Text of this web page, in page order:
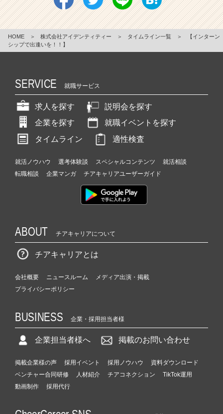
HOME ＞ 株式会社アイデンティティー ＞ タイムライン一覧 ＞
【インターン
シップで出逢いを！！】
SERVICE 就職サービス
求人を探す
説明会を探す
企業を探す
就職イベントを探す
タイムライン
適性検査
就活ノウハウ 選考体験談 スペシャルコンテンツ
就活相談
転職相談
企業マンガ チアキャリアユーザーガイド
ABOUT チアキャリアについて
チアキャリアとは
会社概要 ニュースルーム
メディア出演・掲載
プライバシーポリシー
BUSINESS 企業・採用担当者様
企業担当者様へ 掲載のお問い合わせ
掲載企業様の声 採用イベント 採用ノウハウ
資料ダウンロード
ベンチャー合同研修
人材紹介 チアコネクション
TikTok運用
動画制作
採用代行